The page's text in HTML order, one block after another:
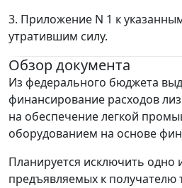
3. Приложение N 1 к
утратившим силу.
Обзор документа
Из федерального бюджета
финансирование расходов
на обеспечение легкой
оборудованием на основе
Планируется исключить одно
предъявляемых к получателю